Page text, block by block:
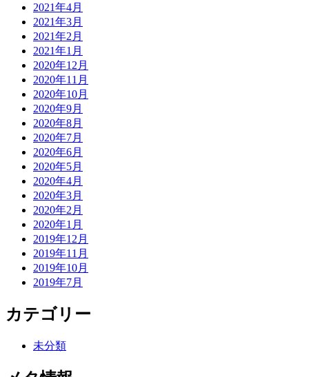
2021年4月
2021年3月
2021年2月
2021年1月
2020年12月
2020年11月
2020年10月
2020年9月
2020年8月
2020年7月
2020年6月
2020年5月
2020年4月
2020年3月
2020年2月
2020年1月
2019年12月
2019年11月
2019年10月
2019年7月
カテゴリー
未分類